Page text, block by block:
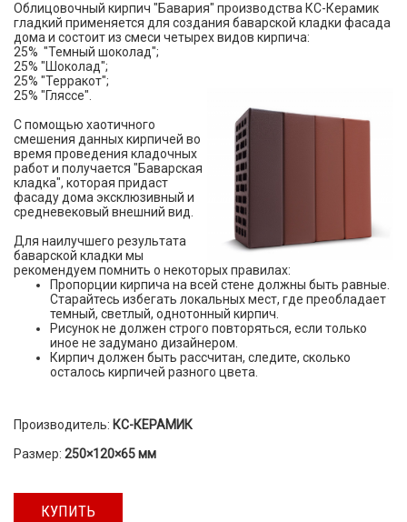
Облицовочный кирпич "Бавария" производства КС-Керамик
гладкий применяется для создания баварской кладки фасада
дома и состоит из смеси четырех видов кирпича:
25% "Темный шоколад";
25% "Шоколад";
25% "Терракот";
25% "Гляссе".
С помощью хаотичного
смешения данных кирпичей во
время проведения кладочных
работ и получается "Баварская
кладка", которая придаст
фасаду дома эксклюзивный и
средневековый внешний вид.
Для наилучшего результата
баварской кладки мы
рекомендуем помнить о некоторых правилах:
Пропорции кирпича на всей стене должны быть равные.
Старайтесь избегать локальных мест, где преобладает
темный, светлый, однотонный кирпич.
Рисунок не должен строго повторяться, если только
иное не задумано дизайнером.
Кирпич должен быть рассчитан, следите, сколько
осталось кирпичей разного цвета.
Производитель: КС-КЕРАМИК
Размер: 250×120×65 мм
КУПИТЬ